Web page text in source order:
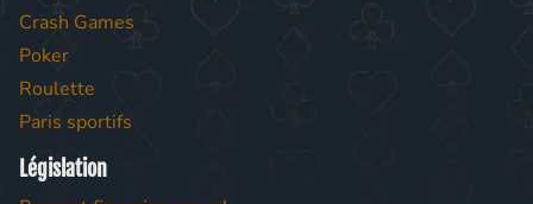
Crash Games
Poker
Roulette
Paris sportifs
Législation